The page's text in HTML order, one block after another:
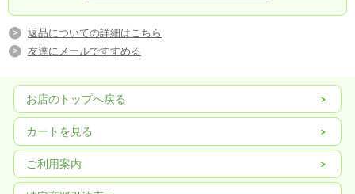
返品についての詳細はこちら
友達にメールですすめる
お店のトップへ戻る
カートを見る
ご利用案内